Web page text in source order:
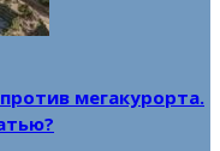
мегакурорта.